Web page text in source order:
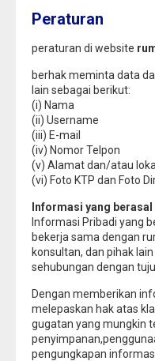
Peraturan
peraturan di website
berhak meminta data
lain sebagai berikut:
(i) Nama
(ii) Username
(iii) E-mail
(iv) Nomor Telpon
(v) Alamat dan/atau
(vi) Foto KTP dan Foto
Informasi yang
Informasi Pribadi yang
bekerja sama dengan
konsultan, dan pihak
sehubungan dengan
Dengan memberikan
melepaskan hak atas
gugatan yang mungkin
pengungkapan